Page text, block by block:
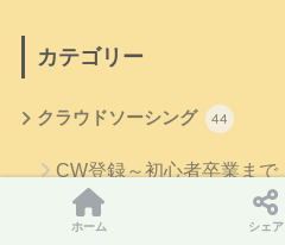
カテゴリー
クラウドソーシング 44
CW登録～初心者卒業まで
コストコ
ホーム シェア